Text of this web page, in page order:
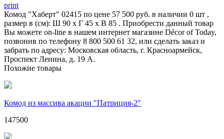
print
Комод "Хаберт" 02415 по цене 57 500 руб. в наличии 0 шт ,
размер в (см): Ш 90 x Г 45 x В 85 . Приобрести данный товар
Вы можете on-line в нашем интернет магазине Décor of Today,
позвонив по телефону 8 800 500 61 32, или сделать заказ и
забрать по адресу: Московская область, г. Красноармейск,
Проспект Ленина, д. 19 А.
Похожие товары
Комод из массива акации "Патриция-2"
147500